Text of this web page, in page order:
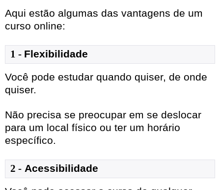
Aqui estão algumas das vantagens de um
curso online:
1 - Flexibilidade
Você pode estudar quando quiser, de onde
quiser.
Não precisa se preocupar em se deslocar
para um local físico ou ter um horário
específico.
2 - Acessibilidade